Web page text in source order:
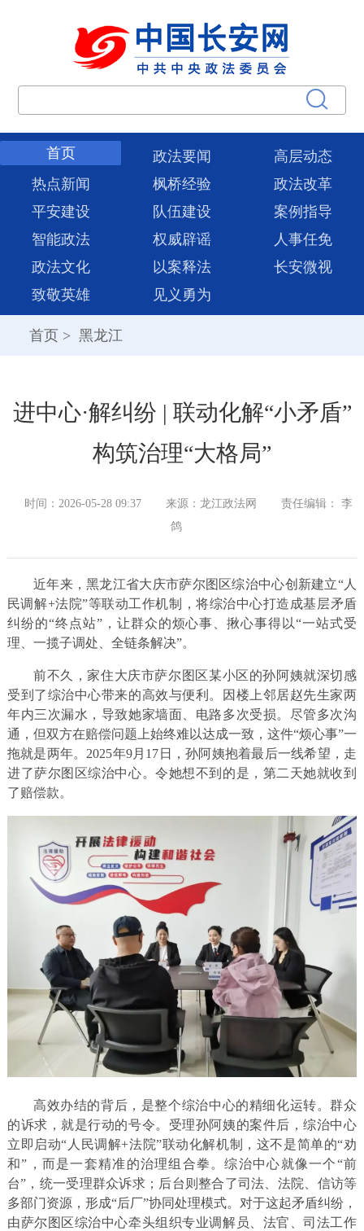
首页 政法要闻
高层动态
热点新闻
枫桥经验
政法改革
平安建设
队伍建设
案例指导
智能政法
权威辟谣
人事任免
政法文化
以案释法
长安微视
致敬英雄
见义勇为
首页 > 黑龙江
进中心·解纠纷 | 联动化解“小矛盾”
构筑治理“大格局”
时间：2026-05-28 09:37 来源：龙江政法网
责任编辑： 李
鸽
近年来，黑龙江省大庆市萨尔图区综治中心创新建立“人
民调解+法院”等联动工作机制，将综治中心打造成基层矛盾
纠纷的“终点站”，让群众的烦心事、揪心事得以“一站式受
理、一揽子调处、全链条解决”。
前不久，家住大庆市萨尔图区某小区的孙阿姨就深切感
受到了综治中心带来的高效与便利。因楼上邻居赵先生家两
年内三次漏水，导致她家墙面、电路多次受损。尽管多次沟
通，但双方在赔偿问题上始终难以达成一致，这件“烦心事”一
拖就是两年。2025年9月17日，孙阿姨抱着最后一线希望，走
进了萨尔图区综治中心。令她想不到的是，第二天她就收到
了赔偿款。
高效办结的背后，是整个综治中心的精细化运转。群众
的诉求，就是行动的号令。受理孙阿姨的案件后，综治中心
立即启动“人民调解+法院”联动化解机制，这不是简单的“劝
和”，而是一套精准的治理组合拳。综治中心就像一个“前
台”，统一受理群众诉求；后台则整合了司法、法院、信访等
多部门资源，形成“后厂”协同处理模式。对于这起矛盾纠纷，
由萨尔图区综治中心牵头组织专业调解员、法官、司法工作